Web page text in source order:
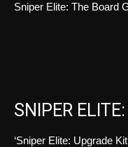
Sniper Elite: The Board
SNIPER
‘Sniper Elite: Upgrade